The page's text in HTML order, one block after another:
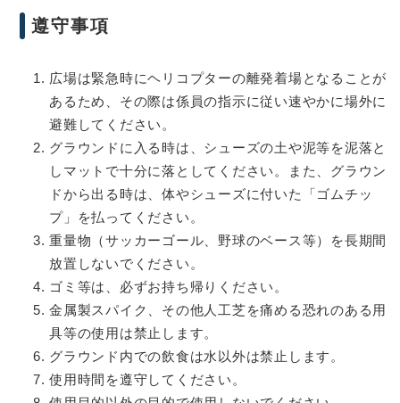
遵守事項
広場は緊急時にヘリコプターの離発着場となることが
あるため、その際は係員の指示に従い速やかに場外に
避難してください。
グラウンドに入る時は、シューズの土や泥等を泥落と
しマットで十分に落としてください。また、グラウン
ドから出る時は、体やシューズに付いた「ゴムチッ
プ」を払ってください。
重量物（サッカーゴール、野球のベース等）を長期間
放置しないでください。
ゴミ等は、必ずお持ち帰りください。
金属製スパイク、その他人工芝を痛める恐れのある用
具等の使用は禁止します。
グラウンド内での飲食は水以外は禁止します。
使用時間を遵守してください。